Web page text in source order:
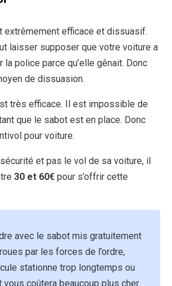
extrêmement efficace et dissuasif.
laisser supposer que votre voiture a
police parce qu’elle gênait. Donc
de dissuasion.
très efficace. Il est impossible de
que le sabot est en place. Donc
pour voiture.
et pas le vol de sa voiture, il
30 et 60€ pour s’offrir cette
avec le sabot mis gratuitement
par les forces de l’ordre,
stationne trop longtemps ou
vous coûtera beaucoup plus cher